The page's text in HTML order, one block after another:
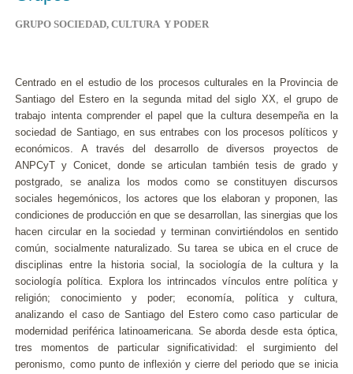
GRUPO SOCIEDAD, CULTURA Y PODER
Centrado en el estudio de los procesos culturales en la Provincia de
Santiago del Estero en la segunda mitad del siglo XX, el grupo de
trabajo intenta comprender el papel que la cultura desempeña en la
sociedad de Santiago, en sus entrabes con los procesos políticos y
económicos. A través del desarrollo de diversos proyectos de
ANPCyT y Conicet, donde se articulan también tesis de grado y
postgrado, se analiza los modos como se constituyen discursos
sociales hegemónicos, los actores que los elaboran y proponen, las
condiciones de producción en que se desarrollan, las sinergias que los
hacen circular en la sociedad y terminan convirtiéndolos en sentido
común, socialmente naturalizado. Su tarea se ubica en el cruce de
disciplinas entre la historia social, la sociología de la cultura y la
sociología política. Explora los intrincados vínculos entre política y
religión; conocimiento y poder; economía, política y cultura,
analizando el caso de Santiago del Estero como caso particular de
modernidad periférica latinoamericana. Se aborda desde esta óptica,
tres momentos de particular significatividad: el surgimiento del
peronismo, como punto de inflexión y cierre del periodo que se inicia